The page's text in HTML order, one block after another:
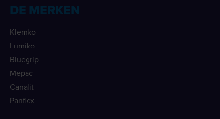
DE MERKEN
Klemko
Lumiko
Bluegrip
Mepac
Canalit
Panflex